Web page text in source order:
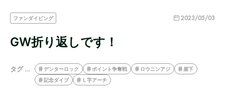
ファンダイビング 2023/05/03
GW折り返しです！
タグ … デンターロック ポイント争奪戦 ロウニンアジ
崖下
記念ダイブ
Ｌ字アーチ